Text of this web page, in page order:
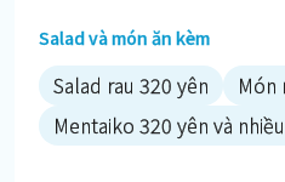
Salad và món ăn kèm
Salad rau 320 yên
Món
Mentaiko 320 yên và